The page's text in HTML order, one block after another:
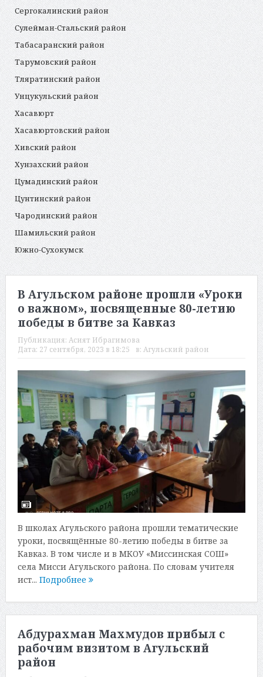
Сергокалинский район
Сулейман-Стальский район
Табасаранский район
Тарумовский район
Тляратинский район
Унцукульский район
Хасавюрт
Хасавюртовский район
Хивский район
Хунзахский район
Цумадинский район
Цунтинский район
Чародинский район
Шамильский район
Южно-Сухокумск
В Агульском районе прошли «Уроки
о важном», посвященные 80-летию
победы в битве за Кавказ
Публикация: Асият Ибрагимова
Дата: 27 сентября, 2023 в 18:25 в: Агульский район
В школах Агульского района прошли тематические
уроки, посвящённые 80-летию победы в битве за
Кавказ. В том числе и в МКОУ «Миссинская СОШ»
села Мисси Агульского района. По словам учителя
ист... Подробнее
Абдурахман Махмудов прибыл с
рабочим визитом в Агульский
район